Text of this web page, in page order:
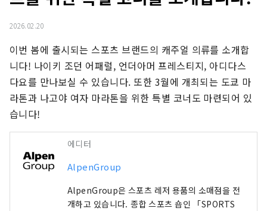
2026.02.20
이번 봄에 출시되는 스포츠 브랜드의 캐주얼 의류를 소개합
니다! 나이키 조던 어패럴, 언더아머 프레스티지, 아디다스
다요를 만나보실 수 있습니다. 또한 3월에 개최되는 도쿄 마
라톤과 나고야 여자 마라톤을 위한 특별 코너도 마련되어 있
습니다!
에디터
AlpenGroup
AlpenGroup은 스포츠 레저 용품의 소매점을 전
개하고 있습니다. 종합 스포츠 숍인 「SPORTS